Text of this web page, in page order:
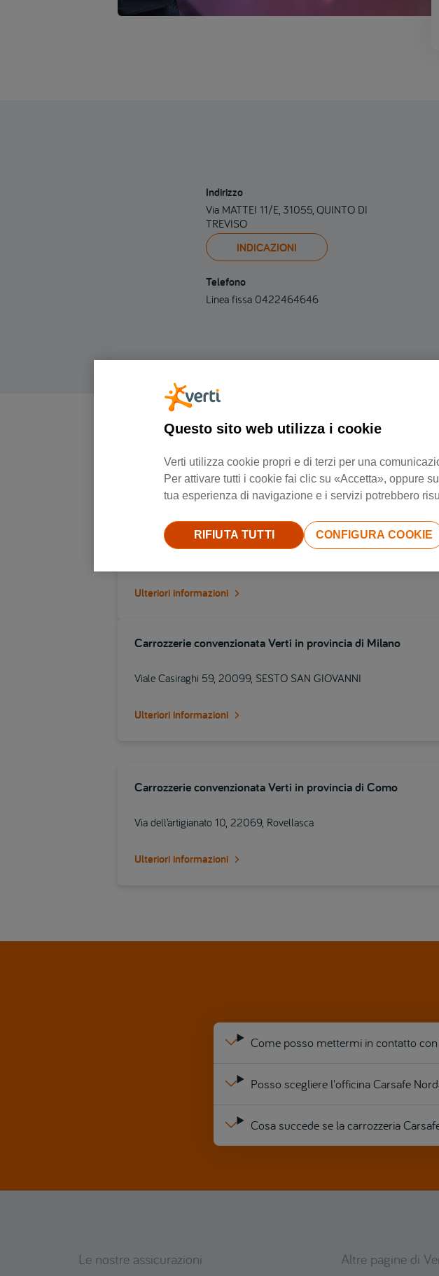
Indirizzo
Via MATTEI 11/E, 31055, QUINTO DI
TREVISO
INDICAZIONI
Telefono
Linea fissa 0422464646
Negozi di
Carrozzerie convenzionata Verti in provincia di Brescia
Ulteriori informazioni
Carrozzerie convenzionata Verti in provincia di Milano
Viale Casiraghi 59, 20099, SESTO SAN GIOVANNI
Ulteriori informazioni
Carrozzerie convenzionata Verti in provincia di Como
Via dell’artigianato 10, 22069, Rovellasca
Ulteriori informazioni
Come posso mettermi in contatto
Posso scegliere l'officina Carsafe
Cosa succede se la carrozzeria
Le nostre assicurazioni Altre pagine di
Questo sito web utilizza i cookie
Verti utilizza cookie propri e di terzi per una
Per attivare tutti i cookie fai clic su «Accetta», oppure
tua esperienza di navigazione e i servizi potrebbero
CONFIGURA COOKIE
RIFIUTA TUTTI